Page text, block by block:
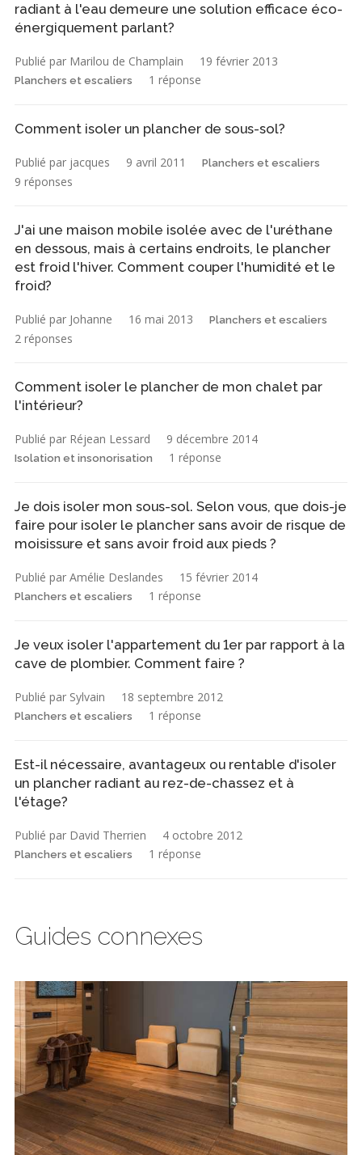
radiant à l'eau demeure une solution efficace éco-
énergiquement parlant?
Publié par Marilou de Champlain 19 février 2013
Planchers et escaliers 1 réponse
Comment isoler un plancher de sous-sol?
Publié par jacques 9 avril 2011 Planchers et escaliers
9 réponses
J'ai une maison mobile isolée avec de l'uréthane
en dessous, mais à certains endroits, le plancher
est froid l'hiver. Comment couper l'humidité et le
froid?
Publié par Johanne 16 mai 2013 Planchers et escaliers
2 réponses
Comment isoler le plancher de mon chalet par
l'intérieur?
Publié par Réjean Lessard 9 décembre 2014
Isolation et insonorisation 1 réponse
Je dois isoler mon sous-sol. Selon vous, que dois-je
faire pour isoler le plancher sans avoir de risque de
moisissure et sans avoir froid aux pieds ?
Publié par Amélie Deslandes 15 février 2014
Planchers et escaliers 1 réponse
Je veux isoler l'appartement du 1er par rapport à la
cave de plombier. Comment faire ?
Publié par Sylvain 18 septembre 2012
Planchers et escaliers 1 réponse
Est-il nécessaire, avantageux ou rentable d'isoler
un plancher radiant au rez-de-chassez et à
l'étage?
Publié par David Therrien 4 octobre 2012
Planchers et escaliers 1 réponse
Guides connexes